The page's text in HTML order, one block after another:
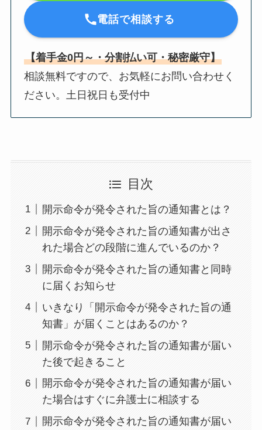
電話で相談する
【着手金0円～・分割払い可・秘密厳守】
相談無料ですので、お気軽にお問い合わせく
ださい。土日祝日も受付中
目次
開示命令が発令された旨の通知書とは？
開示命令が発令された旨の通知書が出さ
れた場合どの段階に進んでいるのか？
開示命令が発令された旨の通知書と同時
に届くお知らせ
いきなり「開示命令が発令された旨の通
知書」が届くことはあるのか？
開示命令が発令された旨の通知書が届い
た後で起きること
開示命令が発令された旨の通知書が届い
た場合はすぐに弁護士に相談する
開示命令が発令された旨の通知書が届い